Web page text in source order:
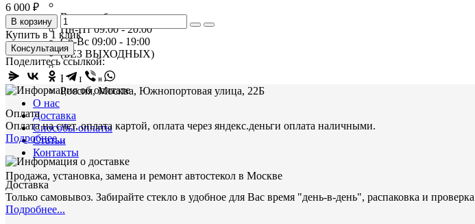
Время работы
Пн-Пт 09:00 - 20:00
Сб-Вс 09:00 - 19:00
(БЕЗ ВЫХОДНЫХ)
Наш адрес
Россия, Москва, Южнопортовая улица, 22Б
О нас
Доставка
Способы оплаты
Статьи
Контакты
Продажа, установка, замена и ремонт автостекол в Москве
6 000 ₽
В корзину
Купить в 1 клик
Консультация
Поделитесь ссылкой:
Оплата
Оплата на счет, оплата картой, оплата через яндекс.деньги оплата наличными.
Подробнее...
Доставка
Только самовывоз. Забирайте стекло в удобное для Вас время "день-в-день", распаковка и
Подробнее...